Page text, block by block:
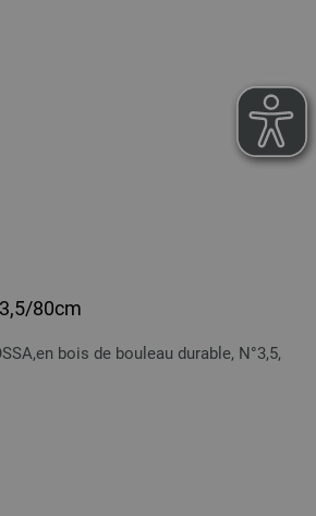
80cm
bois de bouleau durable, N°3,5,